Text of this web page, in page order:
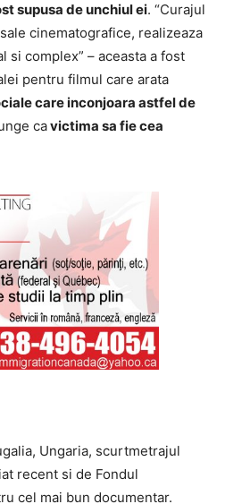
supusa de unchiul ei. “Curajul
cinematografice, realizeaza
si complex” – aceasta a fost
pentru filmul care arata
care inconjoara astfel de
cavictima sa fie cea
Ungaria, scurtmetrajul
recent si de Fondul
cel mai bun documentar.